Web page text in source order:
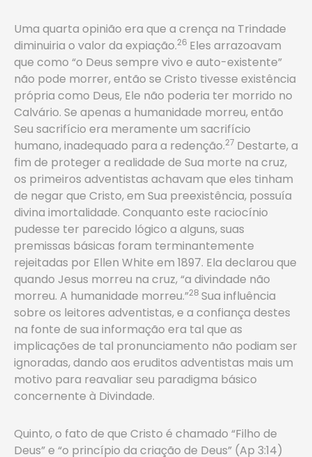
Uma quarta opinião era que a crença na Trindade
diminuiria o valor da expiação.26 Eles arrazoavam
que como “o Deus sempre vivo e auto-existente”
não pode morrer, então se Cristo tivesse existência
própria como Deus, Ele não poderia ter morrido no
Calvário. Se apenas a humanidade morreu, então
Seu sacrifício era meramente um sacrifício
humano, inadequado para a redenção.27 Destarte, a
fim de proteger a realidade de Sua morte na cruz,
os primeiros adventistas achavam que eles tinham
de negar que Cristo, em Sua preexistência, possuía
divina imortalidade. Conquanto este raciocínio
pudesse ter parecido lógico a alguns, suas
premissas básicas foram terminantemente
rejeitadas por Ellen White em 1897. Ela declarou que
quando Jesus morreu na cruz, “a divindade não
morreu. A humanidade morreu.”28 Sua influência
sobre os leitores adventistas, e a confiança destes
na fonte de sua informação era tal que as
implicações de tal pronunciamento não podiam ser
ignoradas, dando aos eruditos adventistas mais um
motivo para reavaliar seu paradigma básico
concernente à Divindade.
Quinto, o fato de que Cristo é chamado “Filho de
Deus” e “o princípio da criação de Deus” (Ap 3:14)